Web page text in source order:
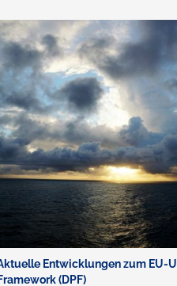
Entwicklungen zum EU-
Framework (DPF)